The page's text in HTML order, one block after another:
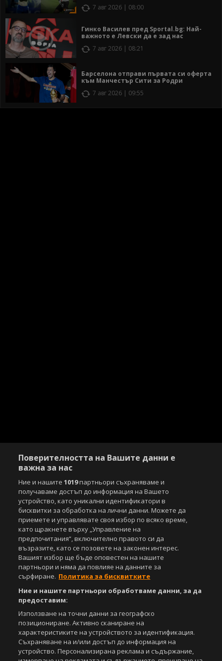
7 авг 2026 | 08:00
Гинко Василев пред Sportal.bg: Най-
важното е Левски да е зад нас
7 авг 2026 | 08:21
Барселона отправи първата си оферта
към Манчестър Сити за Родри
7 авг 2026 | 09:55
Copyright © 2007-2026 Агенция Спортал. Всички права запазени.
Този уебсайт е собственост на Sportal Media Group
За нас Екип За рекламa
Общи условия
Етични правила на НСС
Лични данни
Управление на предпочитания
Съдържанието на този уеб сайт и технологиите, използвани в него, са
под закрила на Закона за авторското право и сродните му права.
видео материали, публикувани в сайта, са собственост на Агенция
Спортал, освен ако изрично е посочено друго. Допуска се
публикуване на текстови материали само след писмено съгласие на
Агенция Спортал, посочване на източника и добавяне на линк към
www.sportal.bg. Използването на графични и видео материали,
публикувани в сайта, е строго забранено. Нарушителите ще бъдат
санкционирани с цялата строгост на закона.
Поверителността на Вашите данни е
важна за нас
Ние и нашите1019партньори съхраняваме и
получаваме достъп до информация на Вашето
устройство, като уникални идентификатори в
бисквитки за обработка на лични данни. Можете да
приемете и управлявате своя избор по всяко време,
като щракнете върху „Управление на
предпочитания“, включително правото си да
възразите, като се позовете на законен интерес.
Вашият избор ще бъде оповестен на нашите
партньори и няма да повлияе на данните за
сърфиране. Политика за бисквитките
Ние и нашите партньори обработваме данни, за да
предоставим:
Използване на точни данни за географско
позициониране. Активно сканиране на
характеристиките на устройството за идентификация.
Съхраняване на и/или достъп до информация на
устройство. Персонализирана реклама и съдържание,